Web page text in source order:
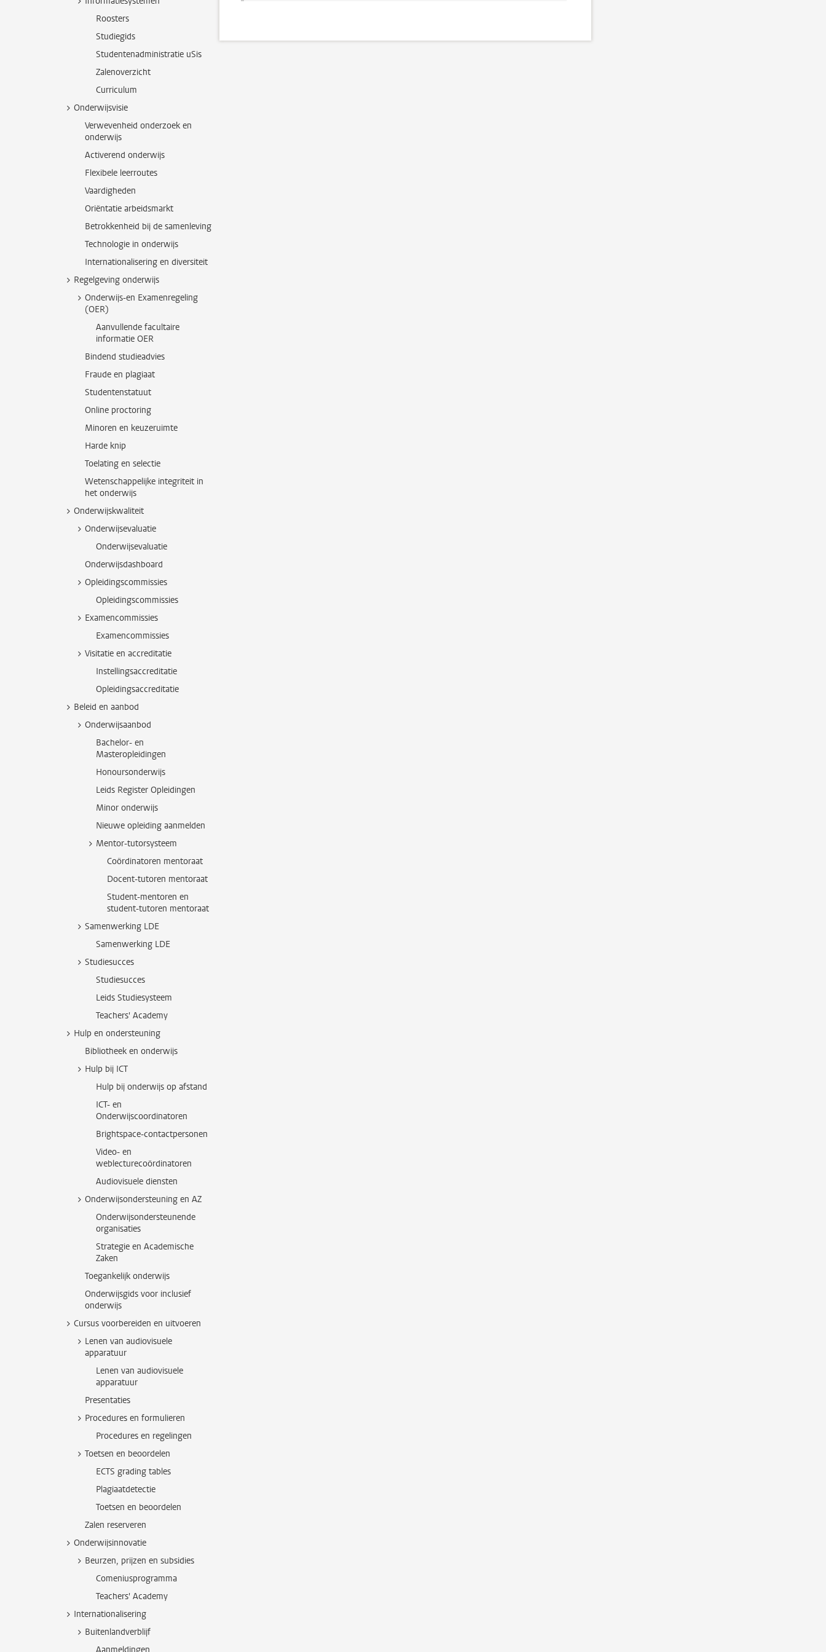
Roosters
Studiegids
Studentenadministratie uSis
Zalenoverzicht
Curriculum
Onderwijsvisie
Verwevenheid onderzoek en
onderwijs
Activerend onderwijs
Flexibele leerroutes
Vaardigheden
Oriëntatie arbeidsmarkt
Betrokkenheid bij de samenleving
Technologie in onderwijs
Internationalisering en diversiteit
Regelgeving onderwijs
Onderwijs-en Examenregeling
(OER)
Aanvullende facultaire
informatie OER
Bindend studieadvies
Fraude en plagiaat
Studentenstatuut
Online proctoring
Minoren en keuzeruimte
Harde knip
Toelating en selectie
Wetenschappelijke integriteit in
het onderwijs
Onderwijskwaliteit
Onderwijsevaluatie
Onderwijsevaluatie
Onderwijsdashboard
Opleidingscommissies
Opleidingscommissies
Examencommissies
Examencommissies
Visitatie en accreditatie
Instellingsaccreditatie
Opleidingsaccreditatie
Beleid en aanbod
Onderwijsaanbod
Bachelor- en
Masteropleidingen
Honoursonderwijs
Leids Register Opleidingen
Minor onderwijs
Nieuwe opleiding aanmelden
Mentor-tutorsysteem
Coördinatoren mentoraat
Docent-tutoren mentoraat
Student-mentoren en
student-tutoren mentoraat
Samenwerking LDE
Samenwerking LDE
Studiesucces
Studiesucces
Leids Studiesysteem
Teachers' Academy
Hulp en ondersteuning
Bibliotheek en onderwijs
Hulp bij ICT
Hulp bij onderwijs op afstand
ICT- en
Onderwijscoordinatoren
Brightspace-contactpersonen
Video- en
weblecturecoördinatoren
Audiovisuele diensten
Onderwijsondersteuning en AZ
Onderwijsondersteunende
organisaties
Strategie en Academische
Zaken
Toegankelijk onderwijs
Onderwijsgids voor inclusief
onderwijs
Cursus voorbereiden en uitvoeren
Lenen van audiovisuele
apparatuur
Lenen van audiovisuele
apparatuur
Presentaties
Procedures en formulieren
Procedures en regelingen
Toetsen en beoordelen
ECTS grading tables
Plagiaatdetectie
Toetsen en beoordelen
Zalen reserveren
Onderwijsinnovatie
Beurzen, prijzen en subsidies
Comeniusprogramma
Teachers' Academy
Internationalisering
Buitenlandverblijf